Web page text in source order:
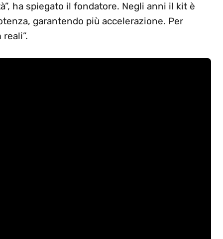
ha spiegato il fondatore. Negli anni il kit è
garantendo più accelerazione. Per